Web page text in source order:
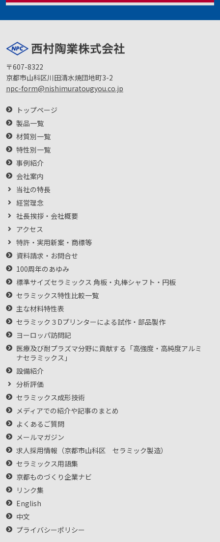
〒607-8322
京都市山科区川田清水焼団地町3-2
npc-form@nishimuratougyou.co.jp
トップページ
製品一覧
材質別一覧
特性別一覧
事例紹介
会社案内
当社の特長
経営理念
社長挨拶・会社概要
アクセス
特許・実用新案・商標等
資料請求・お問合せ
100周年のあゆみ
標準サイズセラミックス 角板・丸棒シャフト・円板
セラミックス特性比較一覧
主な材料特性表
セラミック３Dプリンターによる試作・部品製作
ヨーロッパ訪問記
医療及び耐プラズマ分野に貢献する「高強度・高純度アルミ
ナセラミックス」
設備紹介
分析評価
セラミックス成形技術
メディアでの紹介や記事のまとめ
よくあるご質問
メールマガジン
求人採用情報（京都市山科区 セラミック製造）
セラミックス用語集
京都ものづくり企業ナビ
リンク集
English
中文
プライバシーポリシー